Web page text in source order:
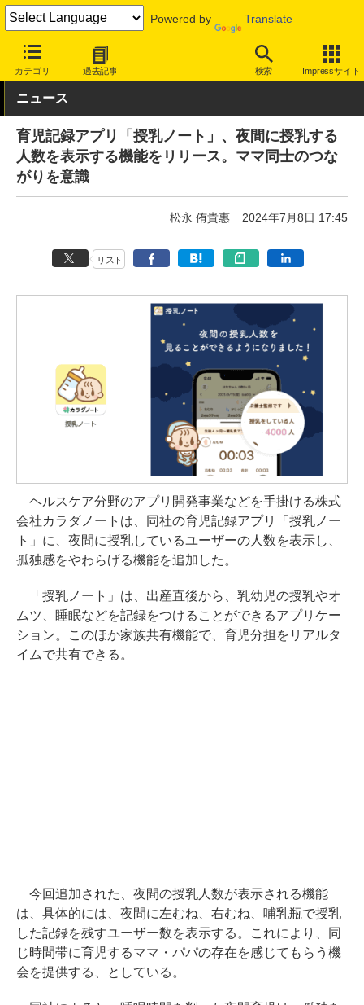
Powered by Translate
カテゴリ 過去記事 検索 Impressサイト
INTERNET Watch サービス/ソフト サービス ニュース/生活
ニュース
育児記録アプリ「授乳ノート」、夜間に授乳する
人数を表示する機能をリリース。ママ同士のつな
がりを意識
松永 侑貴惠 2024年7月8日 17:45
リスト
ヘルスケア分野のアプリ開発事業などを手掛ける株式
会社カラダノートは、同社の育児記録アプリ「授乳ノー
ト」に、夜間に授乳しているユーザーの人数を表示し、
孤独感をやわらげる機能を追加した。
「授乳ノート」は、出産直後から、乳幼児の授乳やオ
ムツ、睡眠などを記録をつけることができるアプリケー
ション。このほか家族共有機能で、育児分担をリアルタ
イムで共有できる。
今回追加された、夜間の授乳人数が表示される機能
は、具体的には、夜間に左むね、右むね、哺乳瓶で授乳
した記録を残すユーザー数を表示する。これにより、同
じ時間帯に育児するママ・パパの存在を感じてもらう機
会を提供する、としている。